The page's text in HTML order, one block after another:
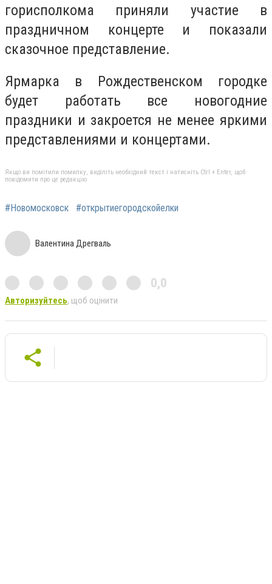
горисполкома приняли участие в
праздничном концерте и показали
сказочное представление.
Ярмарка в Рождественском городке
будет работать все новогодние
праздники и закроется не менее яркими
представлениями и концертами.
Якщо ви помітили помилку, виділіть необхідний текст і натисніть Ctrl + Enter, щоб
повідомити про це редакцію
#Новомосковск #открытиегородскойелки
Валентина Дрегваль
0,0
Авторизуйтесь, щоб оцінити